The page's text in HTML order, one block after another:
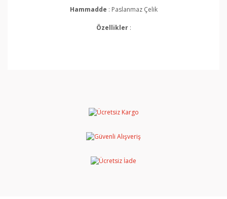
Hammadde : Paslanmaz Çelik
Özellikler :
Yorum Yaz
Ürün açıklamasında eksik bilgiler bulunuyor.